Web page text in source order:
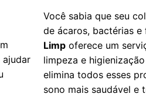
ajudar
Você sabia que seu
de ácaros, bactérias e
Limpoferece um
limpeza e
elimina todos esses
sono mais saudável e